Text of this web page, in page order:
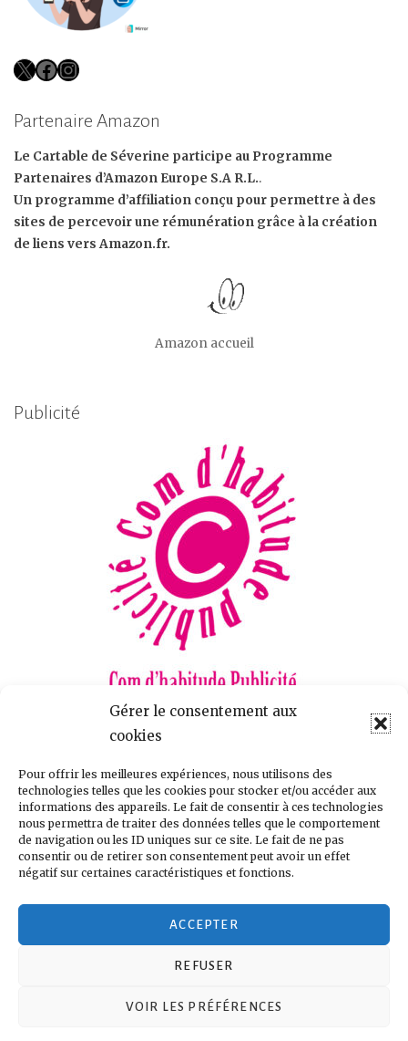
Gérer le consentement aux
cookies
Pour offrir les meilleures expériences, nous utilisons des
technologies telles que les cookies pour stocker et/ou accéder aux
informations des appareils. Le fait de consentir à ces technologies
nous permettra de traiter des données telles que le comportement
de navigation ou les ID uniques sur ce site. Le fait de ne pas
consentir ou de retirer son consentement peut avoir un effet
négatif sur certaines caractéristiques et fonctions.
ACCEPTER
REFUSER
VOIR LES PRÉFÉRENCES
XFacebook
Instagram
Partenaire Amazon
Le Cartable de Séverine participe au Programme
Partenaires d’Amazon Europe S.A R.L..
Un programme d’affiliation conçu pour permettre à des
sites de percevoir une rémunération grâce à la création
de liens vers Amazon.fr.
Amazon accueil
Publicité
La régie spécialisée dans l’éducation
Clotilde Poitevin
Directrice Publicité et partenariats
Tel :05 55 24 14 03
Email :Clotilde.poitevin@comdhabitude.fr
Fièrement propulsé par WordPress |Thème : Toujours par